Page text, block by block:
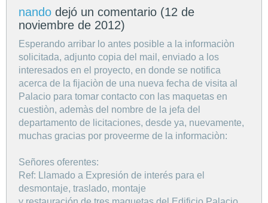
nando dejó un comentario (12 de
noviembre de 2012)
Esperando arribar lo antes posible a la informaciòn
solicitada, adjunto copia del mail, enviado a los
interesados en el proyecto, en donde se notifica
acerca de la fijaciòn de una nueva fecha de visita al
Palacio para tomar contacto con las maquetas en
cuestiòn, ademàs del nombre de la jefa del
departamento de licitaciones, desde ya, nuevamente,
muchas gracias por proveerme de la informaciòn:
Señores oferentes:
Ref: Llamado a Expresión de interés para el
desmontaje, traslado, montaje